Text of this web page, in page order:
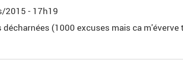
2015 - 17h19
décharnées (1000 excuses mais ca m'éverve